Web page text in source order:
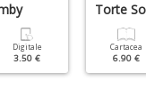
Digitale
3.50 €
Torte
Cartacea
6.90 €